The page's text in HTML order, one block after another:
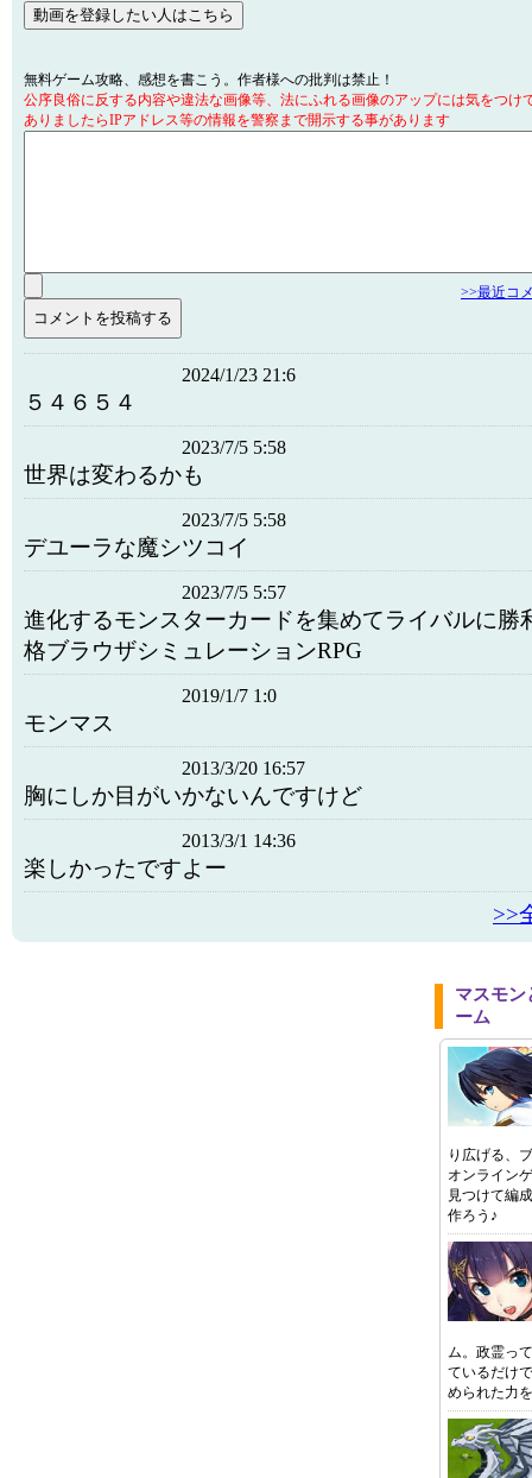
無料ゲーム攻略、感想を書こう。作者様への批判は禁止！
公序良俗に反する内容や違法な画像等、法にふれる画像のアップには気をつけ
ありましたらIPアドレス等の情報を警察まで開示する事があります
>>最近コ
2024/1/23 21:6
５４６５４
2023/7/5 5:58
世界は変わるかも
2023/7/5 5:58
デユーラな魔シツコイ
2023/7/5 5:57
進化するモンスターカードを集めてライバルに勝
格ブラウザシミュレーションRPG
2019/1/7 1:0
モンマス
2013/3/20 16:57
胸にしか目がいかないんですけど
2013/3/1 14:36
楽しかったですよー
>>
マスモン
ーム
り広げる、
オンライン
見つけて編
作ろう♪
ム。政霊っ
ているだけ
められた力